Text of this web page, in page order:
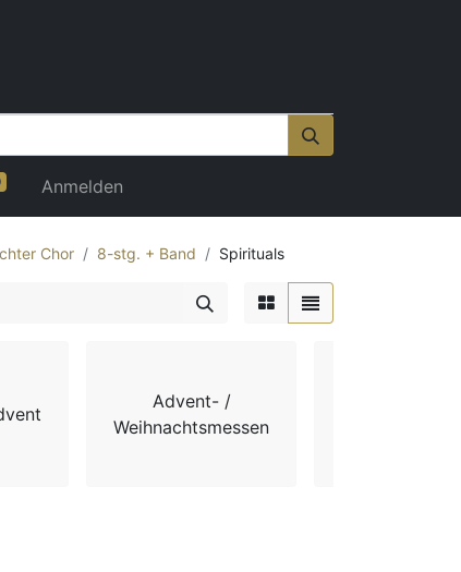
Anmelden
Chor 8-stg. + Band Spirituals
Advent- /
Weihnachtsmessen